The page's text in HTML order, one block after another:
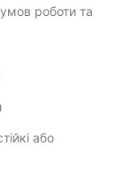
роботи та
або